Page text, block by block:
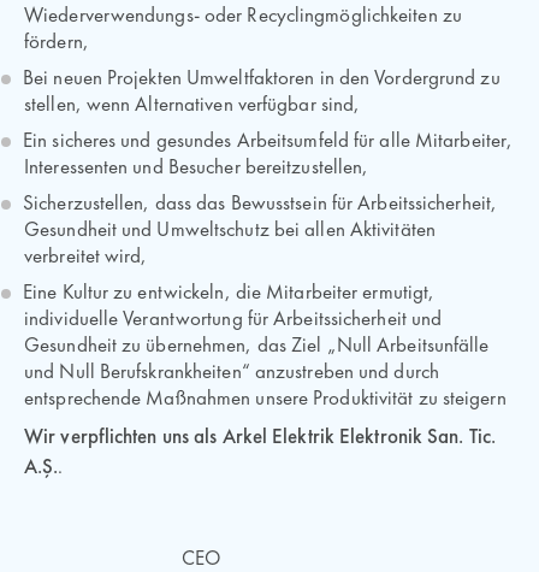
Wiederverwendungs- oder Recyclingmöglichkeiten zu
fördern,
Bei neuen Projekten Umweltfaktoren in den Vordergrund zu
stellen, wenn Alternativen verfügbar sind,
Ein sicheres und gesundes Arbeitsumfeld für alle Mitarbeiter,
Interessenten und Besucher bereitzustellen,
Sicherzustellen, dass das Bewusstsein für Arbeitssicherheit,
Gesundheit und Umweltschutz bei allen Aktivitäten
verbreitet wird,
Eine Kultur zu entwickeln, die Mitarbeiter ermutigt,
individuelle Verantwortung für Arbeitssicherheit und
Gesundheit zu übernehmen, das Ziel „Null Arbeitsunfälle
und Null Berufskrankheiten“ anzustreben und durch
entsprechende Maßnahmen unsere Produktivität zu steigern
Wir verpflichten uns als Arkel Elektrik Elektronik San. Tic.
A.Ş..
CEO